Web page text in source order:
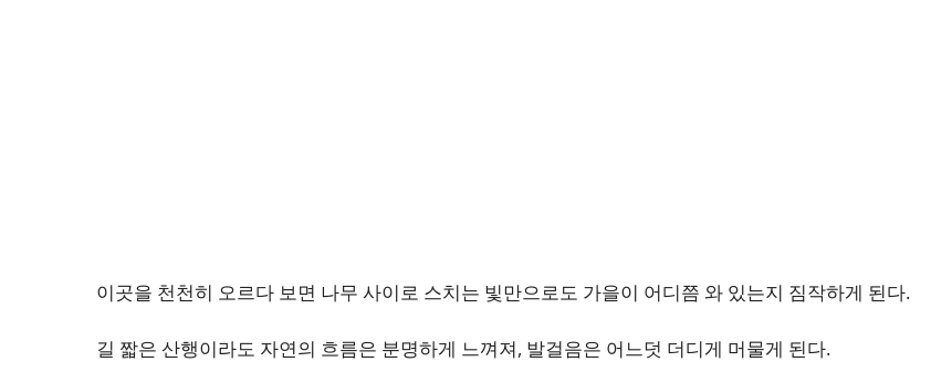
이곳을 천천히 오르다 보면 나무 사이로 스치는 빛만으로도 가을이 어디쯤 와 있는지 짐작하게 된다.
길 짧은 산행이라도 자연의 흐름은 분명하게 느껴져, 발걸음은 어느덧 더디게 머물게 된다.